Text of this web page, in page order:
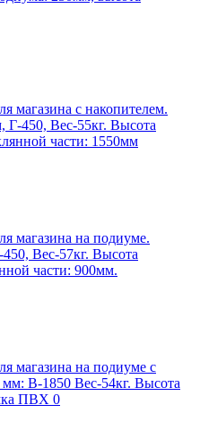
магазина с накопителем.
450, Вес-55кг. Высота
части: 1550мм
магазина на подиуме.
Вес-57кг. Высота
части: 900мм.
магазина на подиуме с
В-1850 Вес-54кг. Высота
ПВХ 0